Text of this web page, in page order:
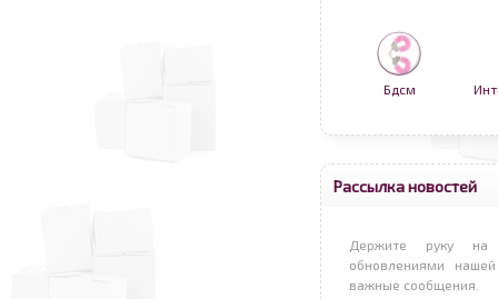
Бдсм
Рассылка новостей
Держите руку на
обновлениями
важные сообщения.